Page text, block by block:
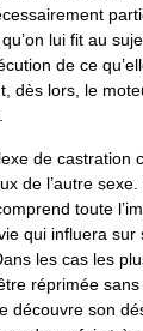
lui fit au
de ce
dès lors, le
de castration
de l’autre sexe.
toute
qui influera
les cas les
réprimée
découvre son